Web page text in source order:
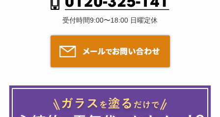
受付時間9:00〜18:00 日曜定休